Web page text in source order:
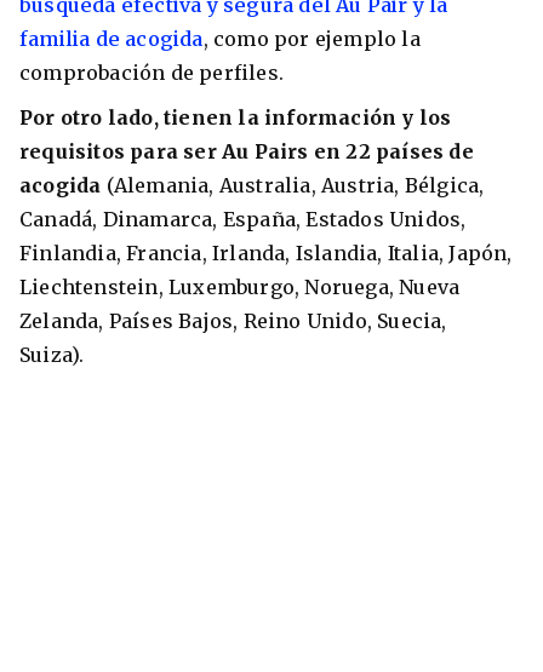
familia de acogida, como por ejemplo la
comprobación de perfiles.
Por otro lado, tienen la información y los
requisitos para ser Au Pairs en 22 países de
acogida (Alemania, Australia, Austria, Bélgica,
Canadá, Dinamarca, España, Estados Unidos,
Finlandia, Francia, Irlanda, Islandia, Italia, Japón,
Liechtenstein, Luxemburgo, Noruega, Nueva
Zelanda, Países Bajos, Reino Unido, Suecia,
Suiza).